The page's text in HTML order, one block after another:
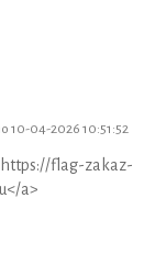
10-04-2026 10:51:52
flag-zakaz-
a>